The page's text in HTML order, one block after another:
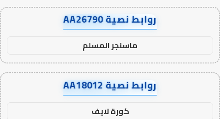
روابط نصية AA26790
ماسنجر المسلم
روابط نصية AA18012
كورة لايف